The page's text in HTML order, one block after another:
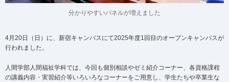
分かりやすいパネルが増えました
4月20日（日）に、新宿キャンパスにて2025年度1回目のオープンキャンパスが
行われました。
人間学部人間福祉学科では、今回も個別相談やゼミ紹介コーナー、各資格課程
の講義内容・実習紹介等いろいろなコーナーをご用意し、学生たちや卒業生な